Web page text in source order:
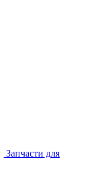
Запчасти для